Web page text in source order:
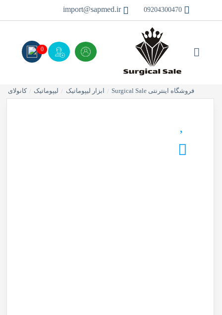
import@sapmed.ir
0
فروشگاه اینترنتی Surgical Sale ابزار لیپوماتیک لیپوماتیک کانولای